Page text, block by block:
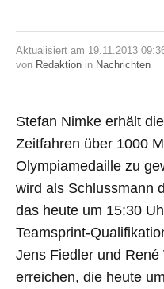
Aktualisiert am 19.11.2013
von Redaktion in Nachrichten
Stefan Nimke erhält
Zeitfahren über 1000
Olympiamedaille zu
wird als Schlussmann
das heute um 15:30
Teamsprint-
Jens Fiedler und
erreichen, die heute